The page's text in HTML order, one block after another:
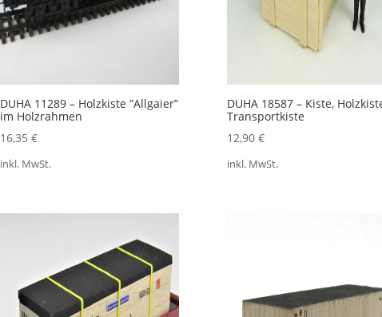
DUHA 11289 – Holzkiste ”Allgaier”
im Holzrahmen
16,35 €
inkl. MwSt.
DUHA 18587 – Kiste,
Transportkiste
12,90 €
inkl. MwSt.